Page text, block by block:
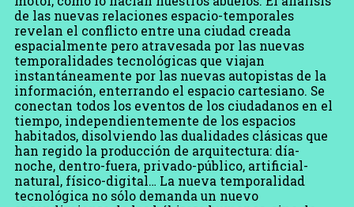
de las nuevas relaciones espacio-temporales
revelan el conflicto entre una ciudad creada
espacialmente pero atravesada por las nuevas
temporalidades tecnológicas que viajan
instantáneamente por las nuevas autopistas de la
información, enterrando el espacio cartesiano. Se
conectan todos los eventos de los ciudadanos en el
tiempo, independientemente de los espacios
habitados, disolviendo las dualidades clásicas que
han regido la producción de arquitectura: día-
noche, dentro-fuera, privado-público, artificial-
natural, físico-digital… La nueva temporalidad
tecnológica no sólo demanda un nuevo